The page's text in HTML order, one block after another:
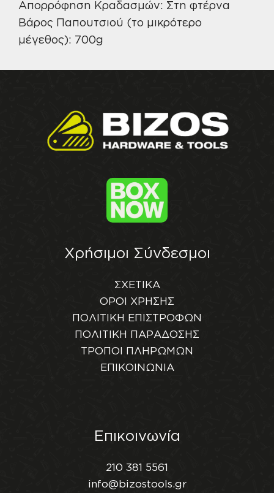
Απορρόφηση Κραδασμών: Στη φτέρνα
Βάρος Παπουτσιού (το μικρότερο
μέγεθος): 700g
Χρήσιμοι Σύνδεσμοι
ΣΧΕΤΙΚΑ
ΟΡΟΙ ΧΡΗΣΗΣ
ΠΟΛΙΤΙΚΗ ΕΠΙΣΤΡΟΦΩΝ
ΠΟΛΙΤΙΚΗ ΠΑΡΑΔΟΣΗΣ
ΤΡΟΠΟΙ ΠΛΗΡΩΜΩΝ
ΕΠΙΚΟΙΝΩΝΙΑ
Επικοινωνία
210 381 5561
info@bizostools.gr